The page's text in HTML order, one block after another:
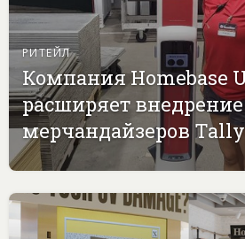
РИТЕЙЛ
Компания Homebase
расширяет внедрение
мерчандайзеров Tally